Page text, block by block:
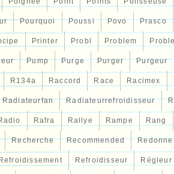
Pourquoi Poussi Povo Prasco
Printer Probl Problem
Pump Purge Purger Purgeur
R134a Raccord Race Racimex
Radiateurfan Radiateurrefroidisseur
Rafra Rallye Rampe Rang
Recherche Recommended Redonne
Refroidissement Refroidisseur Régleur
pièces
1″ et est localisé à/en
partout dans le monde.
de pièce fabricant: Ne
WORLEY